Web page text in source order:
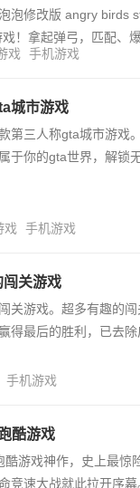
泡修改版 angry birds
！拿起弹弓，匹配、
戏 手机游戏
城市游戏
第三人称gta城市游戏
于你的gta世界，解锁无
戏 手机游戏
闯关游戏
关游戏。超多有趣的
得最后的胜利，已去除
手机游戏
酷游戏
酷游戏神作，史上最惊
竞速大战就此拉开序幕